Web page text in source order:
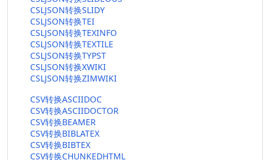
CSLJSON转换SLIDY
CSLJSON转换TEI
CSLJSON转换TEXINFO
CSLJSON转换TEXTILE
CSLJSON转换TYPST
CSLJSON转换XWIKI
CSLJSON转换ZIMWIKI
CSV转换ASCIIDOC
CSV转换ASCIIDOCTOR
CSV转换BEAMER
CSV转换BIBLATEX
CSV转换BIBTEX
CSV转换CHUNKEDHTML